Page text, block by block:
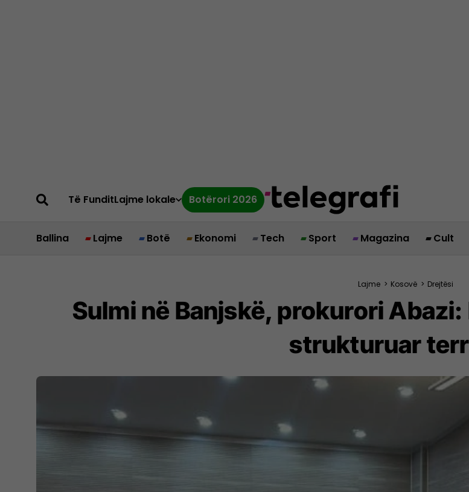
Të FunditLajme lokale Botërori 2026
Ballina Lajme Botë Ekonomi Tech Sport Magazina Cult
Lajme > Kosovë > Drejtësi
Sulmi në Banjskë, prokurori
strukturuar